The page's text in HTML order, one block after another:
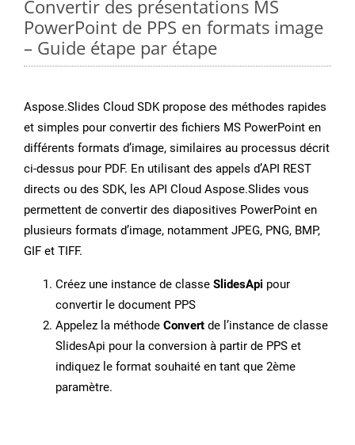
Convertir des présentations MS
PowerPoint de PPS en formats image
– Guide étape par étape
Aspose.Slides Cloud SDK propose des méthodes rapides
et simples pour convertir des fichiers MS PowerPoint en
différents formats d’image, similaires au processus décrit
ci-dessus pour PDF. En utilisant des appels d’API REST
directs ou des SDK, les API Cloud Aspose.Slides vous
permettent de convertir des diapositives PowerPoint en
plusieurs formats d’image, notamment JPEG, PNG, BMP,
GIF et TIFF.
Créez une instance de classe SlidesApi pour
convertir le document PPS
Appelez la méthode Convert de l’instance de classe
SlidesApi pour la conversion à partir de PPS et
indiquez le format souhaité en tant que 2ème
paramètre.